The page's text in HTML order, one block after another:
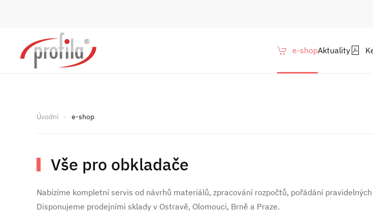
e-shopAktuality
Úvodní e-shop
Vše pro obkladače
Nabízíme kompletní servis od návrhů materiálů, zpracování rozpočtů, pořádání
Disponujeme prodejními sklady v Ostravě, Olomouci, Brně a Praze.